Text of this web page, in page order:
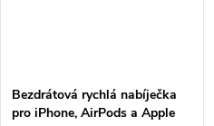
Bezdrátová rychlá nabíječka
pro iPhone, AirPods a Apple